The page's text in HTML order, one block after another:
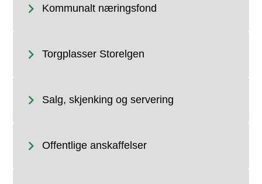
Kommunalt næringsfond
Torgplasser Storelgen
Salg, skjenking og servering
Offentlige anskaffelser